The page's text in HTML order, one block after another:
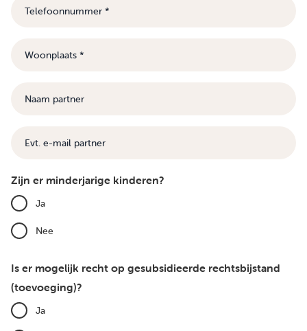
Zijn er minderjarige kinderen?
Ja
Nee
Is er mogelijk recht op gesubsidieerde rechtsbijstand
(toevoeging)?
Ja